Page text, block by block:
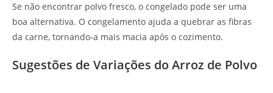
Se não encontrar polvo fresco, o congelado pode ser uma
boa alternativa. O congelamento ajuda a quebrar as fibras
da carne, tornando-a mais macia após o cozimento.
Sugestões de Variações do Arroz de Polvo